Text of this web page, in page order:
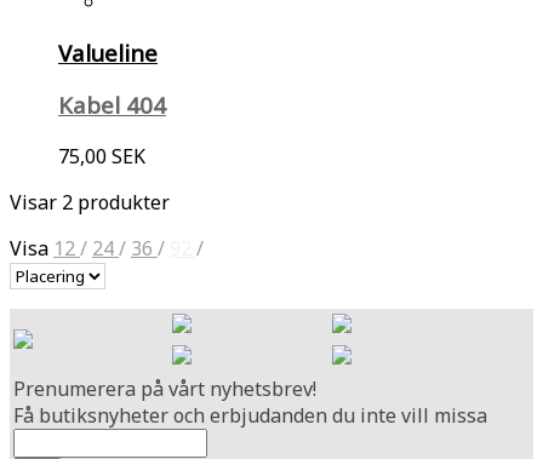
Valueline
Kabel 404
75,00 SEK
Visar 2 produkter
Visa 12/ 24/ 36 / /
Prenumerera på vårt nyhetsbrev!
Få butiksnyheter och erbjudanden du inte vill missa